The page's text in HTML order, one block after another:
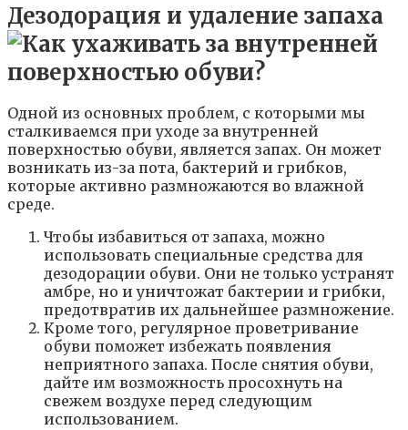
Дезодорация и удаление запаха
Одной из основных проблем, с которыми мы
сталкиваемся при уходе за внутренней
поверхностью обуви, является запах. Он может
возникать из-за пота, бактерий и грибков,
которые активно размножаются во влажной
среде.
Чтобы избавиться от запаха, можно
использовать специальные средства для
дезодорации обуви. Они не только устранят
амбре, но и уничтожат бактерии и грибки,
предотвратив их дальнейшее размножение.
Кроме того, регулярное проветривание
обуви поможет избежать появления
неприятного запаха. После снятия обуви,
дайте им возможность просохнуть на
свежем воздухе перед следующим
использованием.